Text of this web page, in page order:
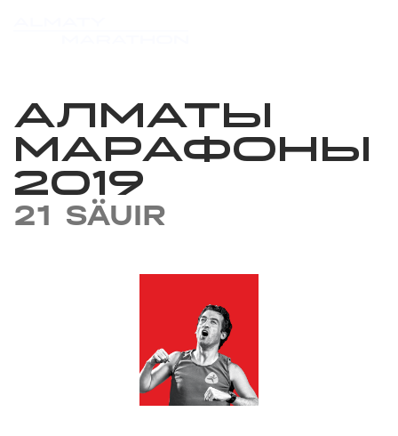
АЛМАТЫ
МАРАФОНЫ
2019
21 SÄUIR